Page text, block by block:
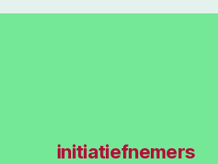
initiatiefnemers